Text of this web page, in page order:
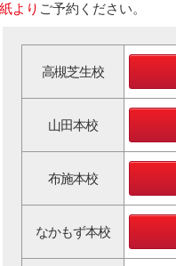
より ご予約ください。
高槻芝生校
山田本校
布施本校
なかもず本校